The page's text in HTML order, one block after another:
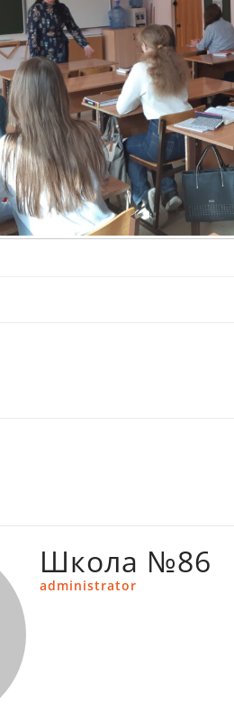
Школа №86
administrator